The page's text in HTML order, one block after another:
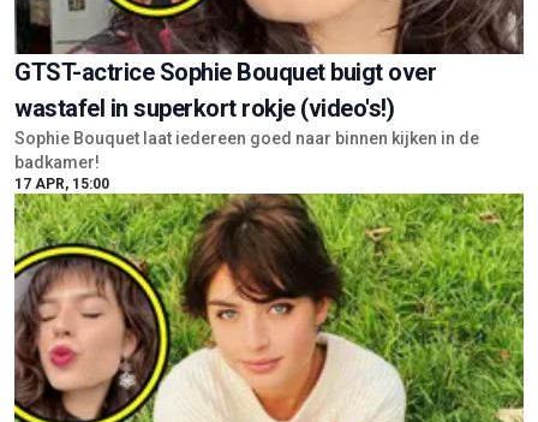
GTST-actrice Sophie Bouquet buigt over
wastafel in superkort rokje (video's!)
Sophie Bouquet laat iedereen goed naar binnen kijken in de
badkamer!
17 APR, 15:00